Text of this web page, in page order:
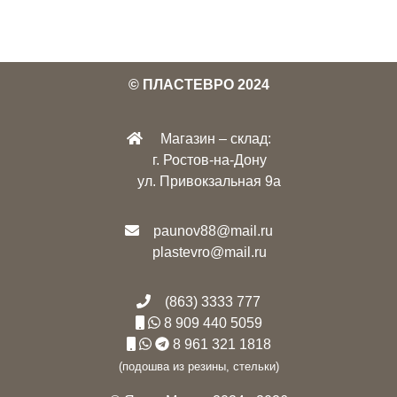
© ПЛАСТЕВРО 2024
Магазин – склад:
г. Ростов-на-Дону
ул. Привокзальная 9а
paunov88@mail.ru
plastevro@mail.ru
(863) 3333 777
8 909 440 5059
8 961 321 1818
(подошва из резины, стельки)